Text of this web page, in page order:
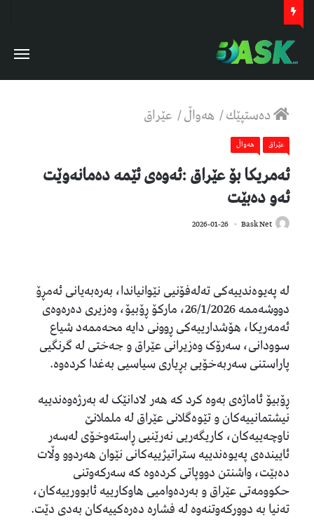
دەستپێك/ هەواڵ/ عێراق
عێراق هەواڵ
ئەمریکا بۆ عێراق :ئەوەی ئێمە دەمانەوێت
ئەو دەبێت
Bask Net
2026-01-26
لە پەیوەندییەکی تەلەفۆنیی نێوانیاندا، بەرەبەیانی ئەمڕۆ
دووشەممە 26/1/2026، مارکۆ ڕۆبیۆ، وەزیری دەرەوەی
ئەمەریکا، هۆشدارییەکی ڕوونی دایە محەممەد شیاع
سوودانی، سەرۆک وەزیرانی عێراق و جەختی لە گرنگیی
پاراستنی سەربەخۆیی بڕیاری سیاسیی بەغدا کردەوە.
ڕۆبیۆ ئاماژەی بەوە کرد کە هەر لادانێک لە بەرژەوەندییە
نیشتمانییەکان و تێوەگلانی عێراق لە ململانێ
ناوچەییەکان، کاریگەریی نەرێنیی ڕاستەوخۆی لەسەر
ئاییندەی پەیوەندییە ستراتیژییەکانی نێوان هەردوو وڵات
دەبێت، واشنتن دووپاتی کردەوە کە سەرکەوتنی
حکوومەتی عێراق و بەردەوامیی هاوکارییە ئابوورییەکان،
تەنیا بە دوورکەوتنەوە لە فشارە دەرەکییەکان بەدی دێت.